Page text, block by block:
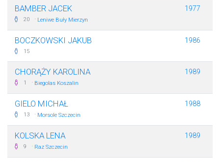
BAMBER JACEK
20 · Leniwe Buły Mierzyn
1977
BOCZKOWSKI JAKUB
15
1986
CHORĄŻY KAROLINA
1 · Biegolas Koszalin
1989
GIELO MICHAŁ
13 · Morsole Szczecin
1988
KOLSKA LENA
9 · Raz Szczecin
1989